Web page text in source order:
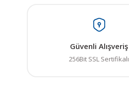
Güvenli Alışveriş
256Bit SSL Sertifikalı